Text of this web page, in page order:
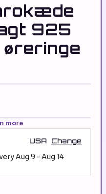
925
more
USA Change
Aug 9 - Aug 14